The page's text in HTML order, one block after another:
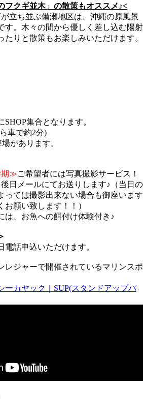
フクギ並木」の散策もオススメ♪<
立ち並ぶ備瀬地区は、沖縄の原風景
す。木々の間から優しく差し込む陽射
たりと散策もお楽しみいただけます。
集合となります。
車で約2分)
があります。
期≫ご希望者には写真撮影サービス！
日メールにてお送りします♪（当日の
っては撮影出来ない場合も御座います
願い致します！！）
は、お魚への餌付け体験付き♪
電話申込いただけます。
レジャーで開催されているマリンスポ
ーカヤック｜SUP(スタンドアップパ